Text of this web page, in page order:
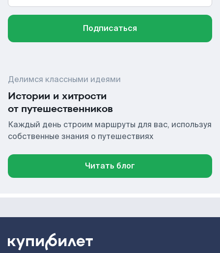
Подписаться
Делимся классными идеями
Истории и хитрости
от путешественников
Каждый день строим маршруты для вас, используя
собственные знания о путешествиях
Читать блог